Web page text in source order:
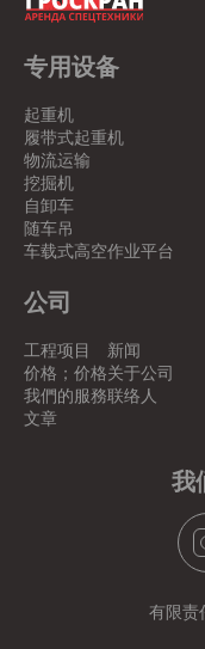
专用设备
起重机
履带式起重机
物流运输
挖掘机
自卸车
随车吊
车载式高空作业平台
公司
工程项目
价格；价格
我們的服務
文章
新闻
关于公司
联络人
我
有限责